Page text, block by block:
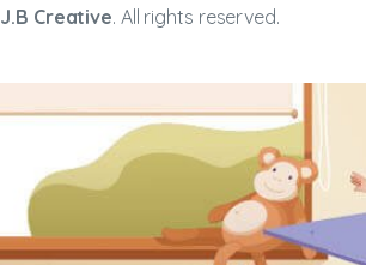
J.B Creative. All rights reserved.